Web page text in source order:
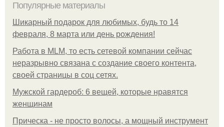
Популярные материалы
Шикарный подарок для любимых, будь то 14
февраля, 8 марта или день рождения!
Работа в MLM, то есть сетевой компании сейчас
неразрывно связана с создание своего контента,
своей страницы в соц сетях.
Мужской гардероб: 6 вещей, которые нравятся
женщинам
Прическа - не просто волосы, а мощный инструмент